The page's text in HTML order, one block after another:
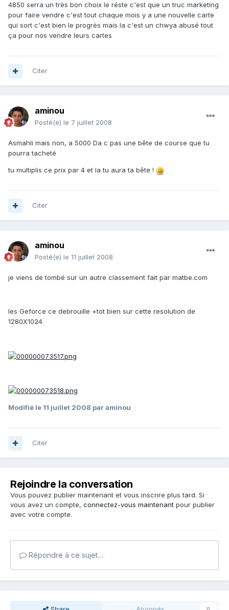
4850 serra un très bon choix le réste c'est que un truc marketing
pour faire vendre c'est tout chaque mois y a une nouvelle carte
qui sort c'est bien le progrès mais la c'est un chwya abusé tout
ça pour nos vendre leurs cartes
Citer
aminou
Posté(e) le 7 juillet 2008
Asmahli mais non, a 5000 Da c pas une bête de course que tu
pourra tacheté
tu multiplis ce prix par 4 et la tu aura ta bête !
Citer
aminou
Posté(e) le 11 juillet 2008
je viens de tombé sur un autre classement fait par matbe.com
les Geforce ce debrouille +tot bien sur cette resolution de
1280X1024
Modifié le 11 juillet 2008 par aminou
Citer
Rejoindre la conversation
Vous pouvez publier maintenant et vous inscrire plus tard. Si
vous avez un compte, connectez-vous maintenant pour publier
avec votre compte.
Répondre à ce sujet…